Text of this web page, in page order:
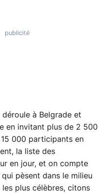
à Belgrade et
en invitant plus de 2 500
000 participants en
la liste des
en jour, et on compte
pèsent dans le milieu
plus célèbres, citons